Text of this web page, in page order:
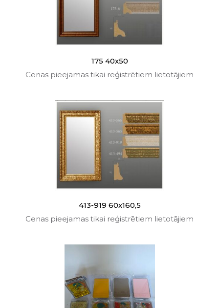
175 40x50
Cenas pieejamas tikai reģistrētiem lietotājiem
413-919 60x160,5
Cenas pieejamas tikai reģistrētiem lietotājiem